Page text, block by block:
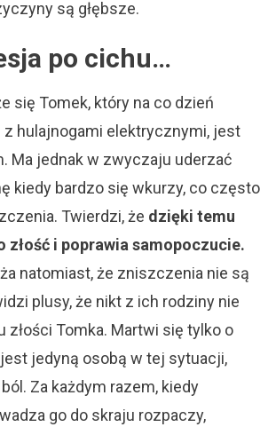
są głębsze.
po cichu…
się Tomek, który na co dzień
z hulajnogami elektrycznymi, jest
Ma jednak w zwyczaju uderzać
kiedy bardzo się wkurzy, co często
Twierdzi, że dzięki temu
złość i poprawia samopoczucie.
natomiast, że zniszczenia nie są
plusy, że nikt z ich rodziny nie
złości Tomka. Martwi się tylko o
jedyną osobą w tej sytuacji,
Za każdym razem, kiedy
go do skraju rozpaczy,